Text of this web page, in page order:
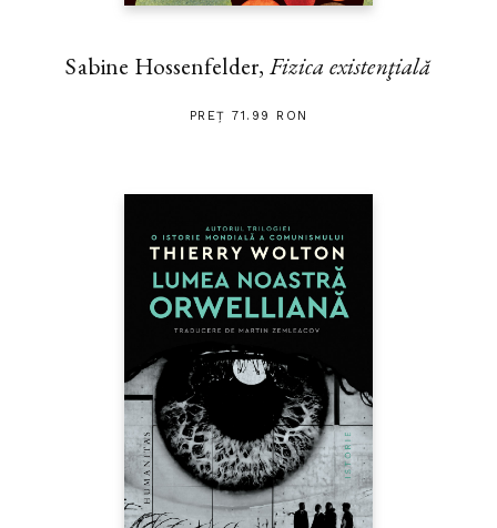
Sabine Hossenfelder, Fizica existenţială
PREȚ 71.99 RON